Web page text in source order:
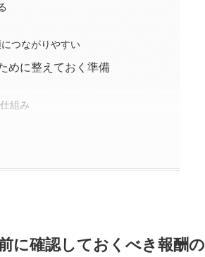
つながりやすい
めに整えておく準備
組み
に確認しておくべき報酬の